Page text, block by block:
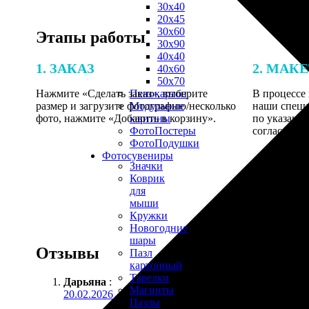
30х40
20х45
30х60
30х90
40х40
40х60
50х70
Пенокартон
Модульные
картины
ФотоПостеры
ФотоПодушки
Фотоcувениры
Значки
Коврик
для
мыши
Кружки
Новогодние
шары
Пазл
картонный
Тарелки
Магниты
Пазлы
Этапы работы
1. ЗАКАЗ
Нажмите «Сделать заказ», выберите
размер и загрузите фотографию/несколько
фото, нажмите «Добавить в корзину».
2.
В процессе
наши
по
Отзывы
Дарьяна :
20.02.2026